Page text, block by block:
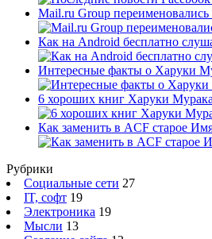
Mail.ru Group
Как на Android бесплатно
Интересные факты о Харуки
6 хороших книг Харуки
Как заменить в ACF старое
Рубрики
Социальные сети 27
IT, софт 19
Электроника 19
Мысли 13